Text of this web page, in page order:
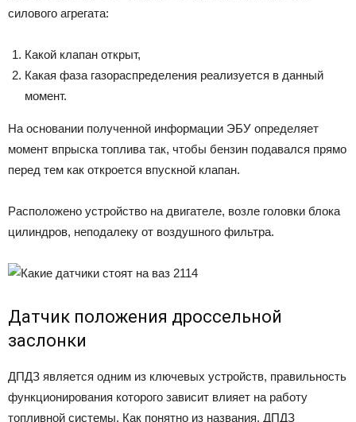
силового агрегата:
Какой клапан открыт,
Какая фаза газораспределения реализуется в данный
момент.
На основании полученной информации ЭБУ определяет
момент впрыска топлива так, чтобы бензин подавался прямо
перед тем как откроется впускной клапан.
Расположено устройство на двигателе, возле головки блока
цилиндров, неподалеку от воздушного фильтра.
Датчик положения дроссельной
заслонки
ДПДЗ является одним из ключевых устройств, правильность
функционирования которого зависит влияет на работу
топливной системы. Как понятно из названия, ДПДЗ